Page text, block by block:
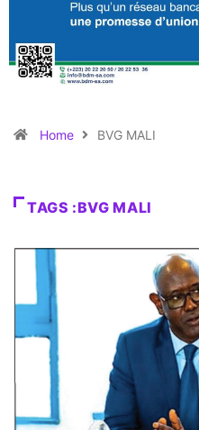
Home BVG MALI
TAGS :BVG MALI